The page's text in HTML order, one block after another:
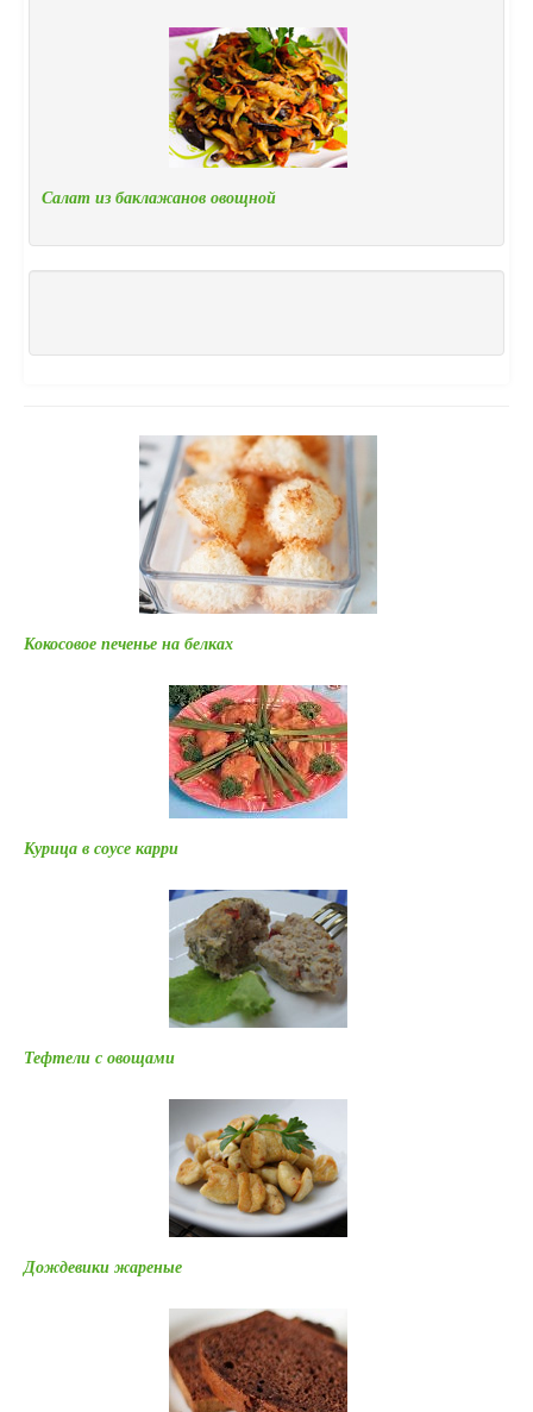
Салат из баклажанов овощной
Кокосовое печенье на белках
Курица в соусе карри
Тефтели с овощами
Дождевики жареные